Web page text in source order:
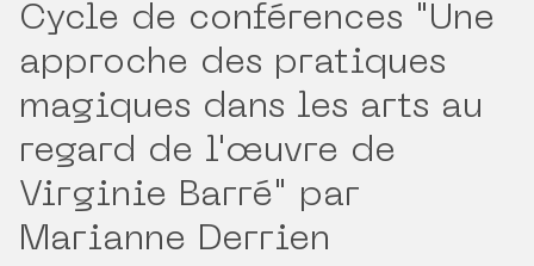
Cycle de conférences "Une
approche des pratiques
magiques dans les arts au
regard de l'œuvre de
Virginie Barré" par
Marianne Derrien